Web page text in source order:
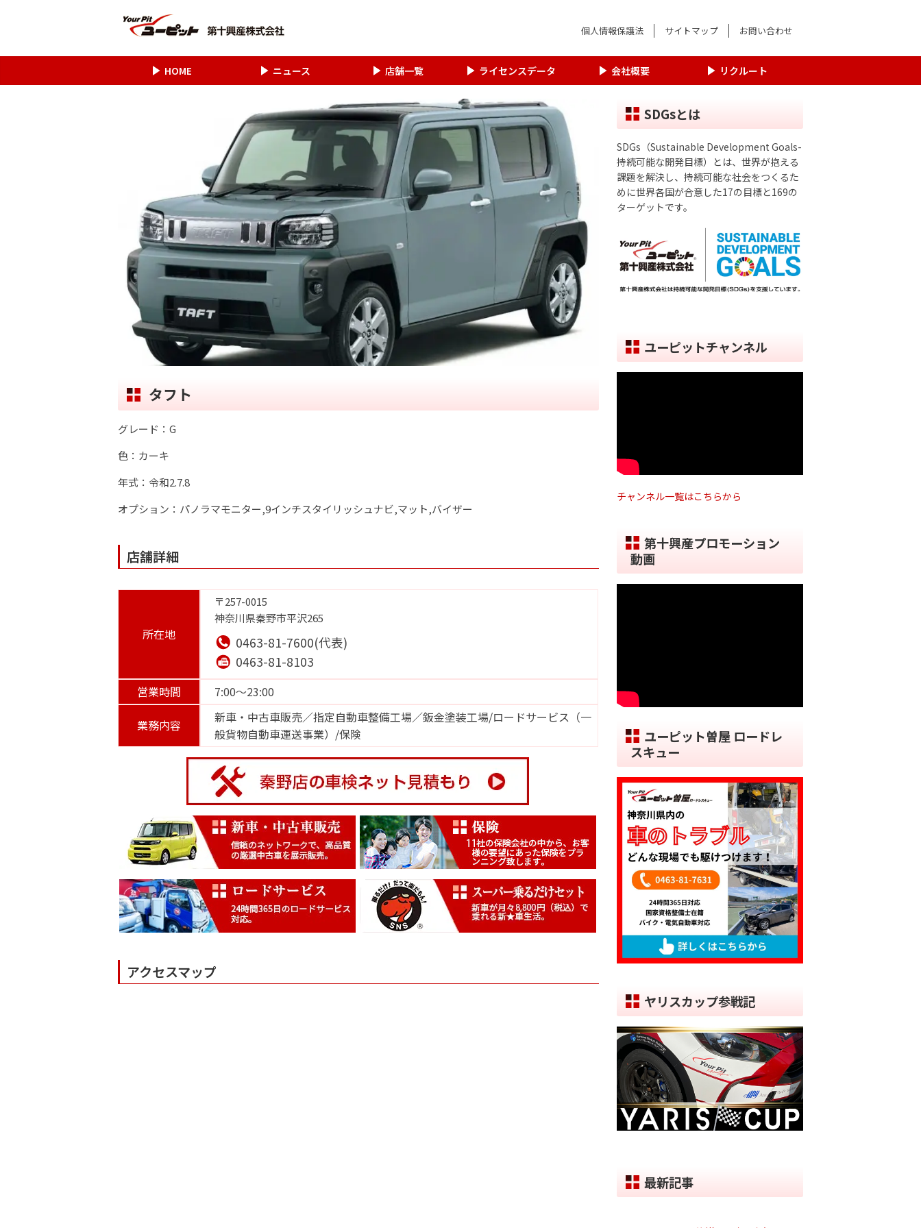
個人情報保護法 サイトマップ お問い合わせ
HOME ニュース 店舗一覧 ライセンスデータ 会社概要 リクルート
タフト
グレード：G
色：カーキ
年式：令和2.7.8
オプション：パノラマモニター,9インチスタイリッシュナビ,マット,バイザー
店舗詳細
所在地
〒257-0015
神奈川県秦野市平沢265
0463-81-7600(代表)
0463-81-8103
営業時間 7:00～23:00
業務内容
新車・中古車販売／指定自動車整備工場／鈑金塗装工場/ロードサービス（一
般貨物自動車運送事業）/保険
アクセスマップ
SDGsとは
SDGs（Sustainable Development Goals-
持続可能な開発目標）とは、世界が抱える
課題を解決し、持続可能な社会をつくるた
めに世界各国が合意した17の目標と169の
ターゲットです。
ユーピットチャンネル
チャンネル一覧はこちらから
第十興産プロモーション
動画
ユーピット曽屋 ロードレ
スキュー
ヤリスカップ参戦記
最新記事